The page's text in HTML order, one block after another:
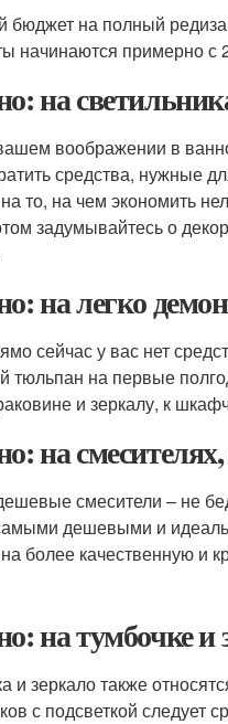
бюджет на полный
начинаются примерно
на
воображении в
средства, нужные
то, на чем экономить
задумывайтесь о
на легко
сейчас у вас нет
тюльпан на первые
и зеркалу, к
на
смесители – не
дешевыми и
на более качественную и
на тумбочке и
и зеркало также
с подсветкой следует